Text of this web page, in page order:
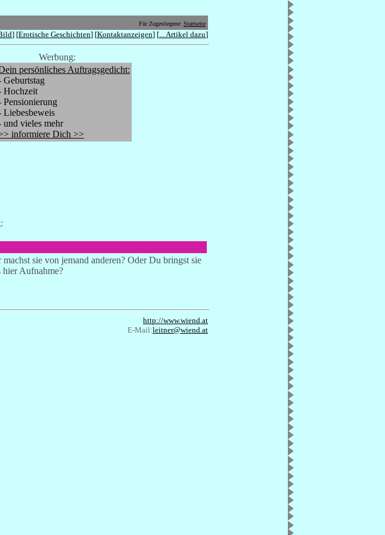
Für Zugestiegene: Startseite
] [Erotische Geschichten] [Kontaktanzeigen] [... Artikel dazu]
Werbung:
persönliches Auftragsgedicht:
Geburtstag
Hochzeit
Pensionierung
Liebesbeweis
und vieles mehr
informiere Dich >>
sie von jemand anderen? Oder Du bringst sie
Aufnahme?
http://www.wiend.at
E-Mail:leitner@wiend.at